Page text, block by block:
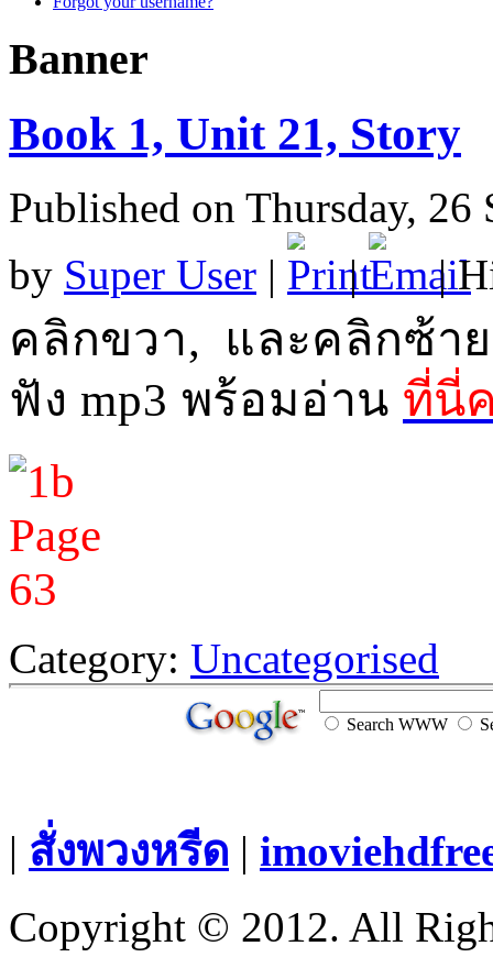
Banner
Book 1, Unit 21, Story
Published on Thursday, 26
by Super User | | |
คลิกขวา, และคลิกซ้าย
ฟัง mp3 พร้อมอ่าน ที่นี่
Category: Uncategorised
Search WWW
| สั่งพวงหรีด |
Copyright © 2012. All